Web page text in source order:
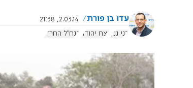
עדו בן פורת
2.03.14, 21:38
בני גנץ נצח יהודה הנח"ל החרדי